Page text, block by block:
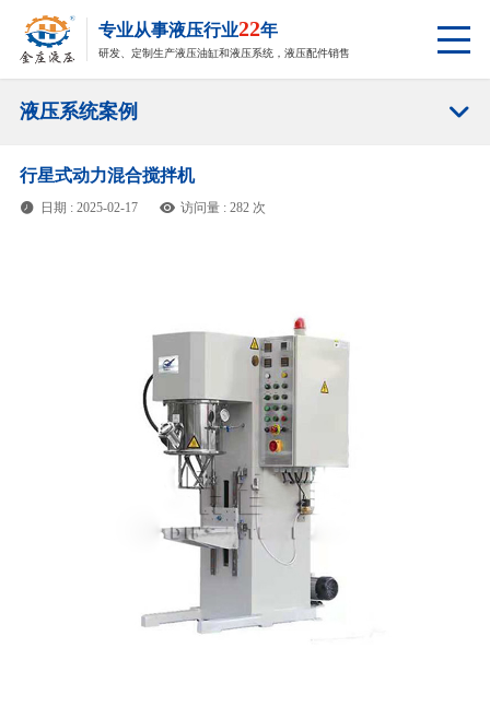
专业从事液压行业22年
研发、定制生产液压油缸和液压系统，液压配件销售
液压系统案例 
行星式动力混合搅拌机
 日期 : 2025-02-17  访问量 : 282 次